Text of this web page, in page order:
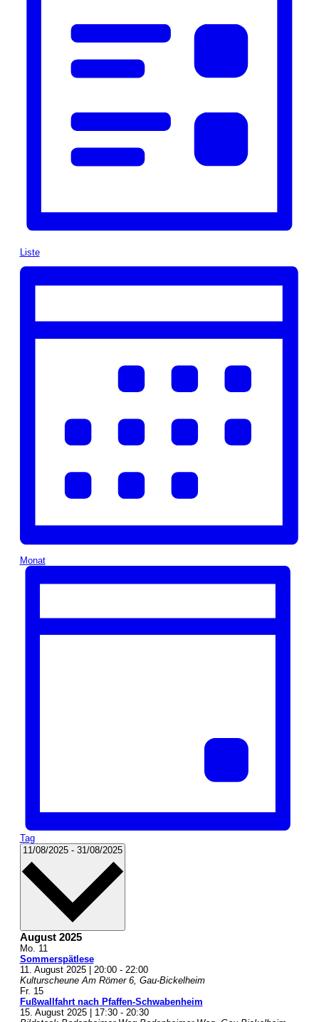
Liste
Monat
Tag
11/08/2025 - 31/08/2025 Datum
August 2025
Mo. 11
Sommerspätlese
11. August 2025 | 20:00- 22:00
KulturscheuneAm Römer 6, Gau-Bickelheim
Fr. 15
Fußwallfahrt nach Pfaffen-Schwabenheim
15. August 2025 | 17:30- 20:30